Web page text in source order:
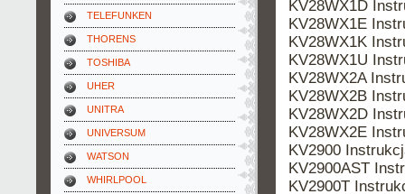
TELEFUNKEN
THORENS
TOSHIBA
UHER
UNITRA
UNIVERSUM
WATSON
WHIRLPOOL
KV28WX1D
KV28WX1E
KV28WX1K
KV28WX1U
KV28WX2A
KV28WX2B
KV28WX2D
KV28WX2E
KV2900
KV2900AST
KV2900T